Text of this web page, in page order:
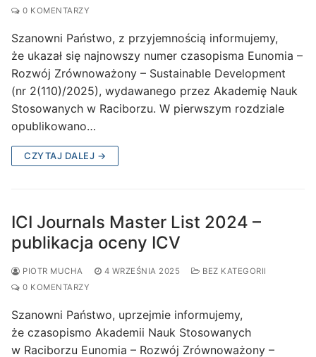
0 KOMENTARZY
Szanowni Państwo, z przyjemnością informujemy,
że ukazał się najnowszy numer czasopisma Eunomia –
Rozwój Zrównoważony – Sustainable Development
(nr 2(110)/2025), wydawanego przez Akademię Nauk
Stosowanych w Raciborzu. W pierwszym rozdziale
opublikowano…
CZYTAJ DALEJ →
ICI Journals Master List 2024 –
publikacja oceny ICV
PIOTR MUCHA 4 WRZEŚNIA 2025
BEZ KATEGORII
0 KOMENTARZY
Szanowni Państwo, uprzejmie informujemy,
że czasopismo Akademii Nauk Stosowanych
w Raciborzu Eunomia – Rozwój Zrównoważony –